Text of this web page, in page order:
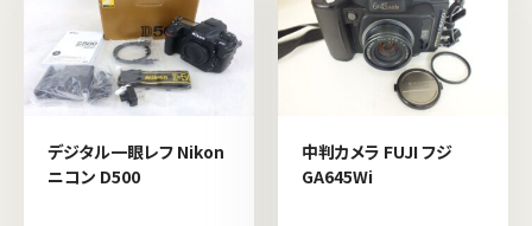
デジタル一眼レフ Nikon
ニコン D500
中判カメラ FUJI フジ
GA645Wi